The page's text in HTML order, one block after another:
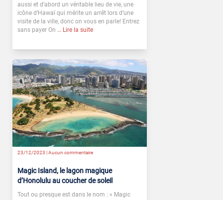
aussi et d’abord un véritable lieu de vie, une
icône d’Hawaï qui mérite un arrêt lors d’une
visite de la ville, donc on vous en parle! Entrez
sans payer On … Lire la suite
23/12/2023 |Aucun commentaire
Magic Island, le lagon magique
d’Honolulu au coucher de soleil
Tout ou presque est dans le nom : « Magic